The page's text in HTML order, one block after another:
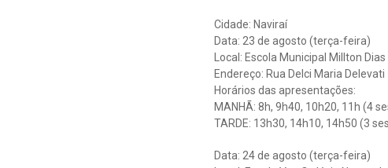
Cidade: Naviraí
Data: 23 de agosto (terça-feira)
Local: Escola Municipal Millton Dias
Endereço: Rua Delci Maria
Horários das apresentações:
MANHÃ: 8h, 9h40, 10h20, 11h (4
TARDE: 13h30, 14h10, 14h50 (3
Data: 24 de agosto (terça-feira)